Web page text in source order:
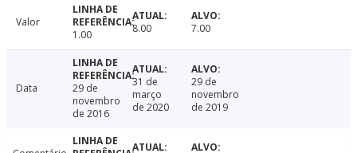
Valor
1.00
8.00 7.00
Data
29 de
novembro
de 2016
31 de
março
de 2020
29 de
novembro
de 2019